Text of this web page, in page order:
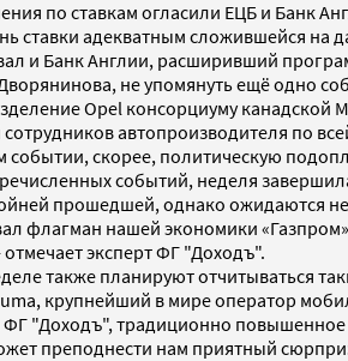
по ставкам огласили ЕЦБ и Банк
ставки адекватным сложившейся
и Банк Англии, расширивший
не упомянуть ещё одно
Opel консорциуму
автопроизводителя по
событии, скорее, политическую
событий, неделя
прошедшей, однако ожидаются
флагман нашей экономики
эксперт ФГ "Доходъ".
также планируют отчитываться
крупнейший в мире оператор
"Доходъ", традиционно повышенное
преподнести нам приятный